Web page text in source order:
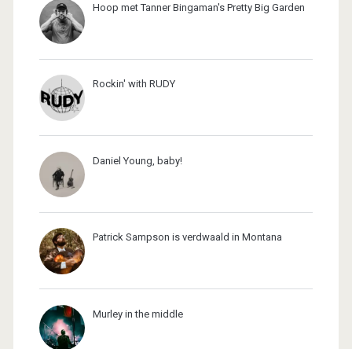
Hoop met Tanner Bingaman's Pretty Big Garden
Rockin' with RUDY
Daniel Young, baby!
Patrick Sampson is verdwaald in Montana
Murley in the middle